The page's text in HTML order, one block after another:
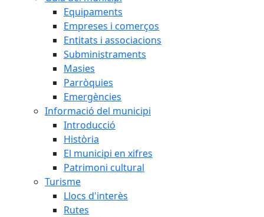
Equipaments
Empreses i comerços
Entitats i associacions
Subministraments
Masies
Parròquies
Emergències
Informació del municipi
Introducció
Història
El municipi en xifres
Patrimoni cultural
Turisme
Llocs d'interès
Rutes